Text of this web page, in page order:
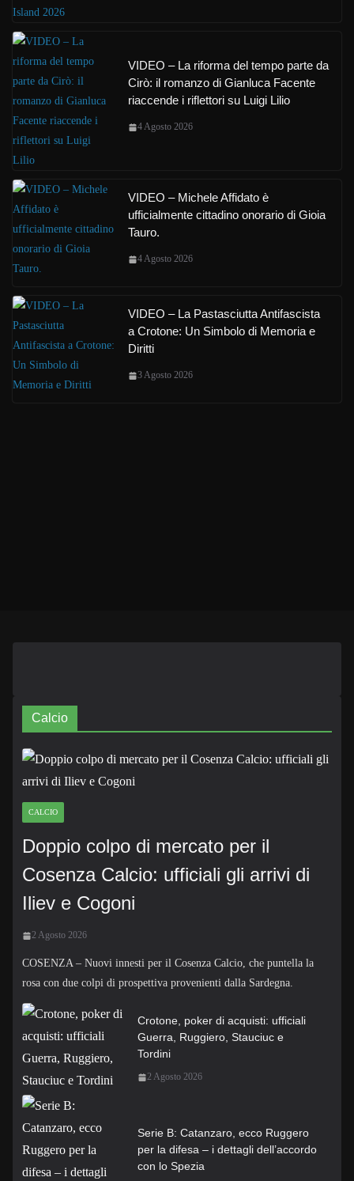
VIDEO – La riforma del tempo parte da
Cirò: il romanzo di Gianluca Facente
riaccende i riflettori su Luigi Lilio
4 Agosto 2026
VIDEO – Michele Affidato è
ufficialmente cittadino onorario di Gioia
Tauro.
4 Agosto 2026
VIDEO – La Pastasciutta Antifascista
a Crotone: Un Simbolo di Memoria e
Diritti
3 Agosto 2026
Calcio
CALCIO
Doppio colpo di mercato per il
Cosenza Calcio: ufficiali gli arrivi di
Iliev e Cogoni
2 Agosto 2026
COSENZA – Nuovi innesti per il Cosenza Calcio, che puntella la
rosa con due colpi di prospettiva provenienti dalla Sardegna.
Crotone, poker di acquisti: ufficiali
Guerra, Ruggiero, Stauciuc e
Tordini
2 Agosto 2026
Serie B: Catanzaro, ecco Ruggero
per la difesa – i dettagli dell’accordo
con lo Spezia